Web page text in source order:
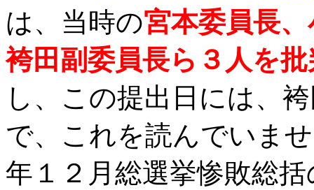
は、当時の宮本委員長
袴田副委員長ら３人を
し、この提出日には、
で、これを読んでいま
年１２月総選挙惨敗総